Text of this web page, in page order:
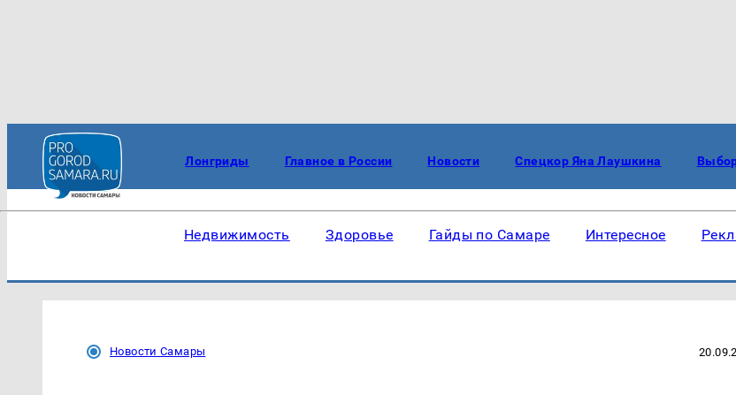
Лонгриды Главное в России Новости Спецкор Яна Лаушкина
Недвижимость Здоровье Гайды по Самаре Интересное
Новости Самары